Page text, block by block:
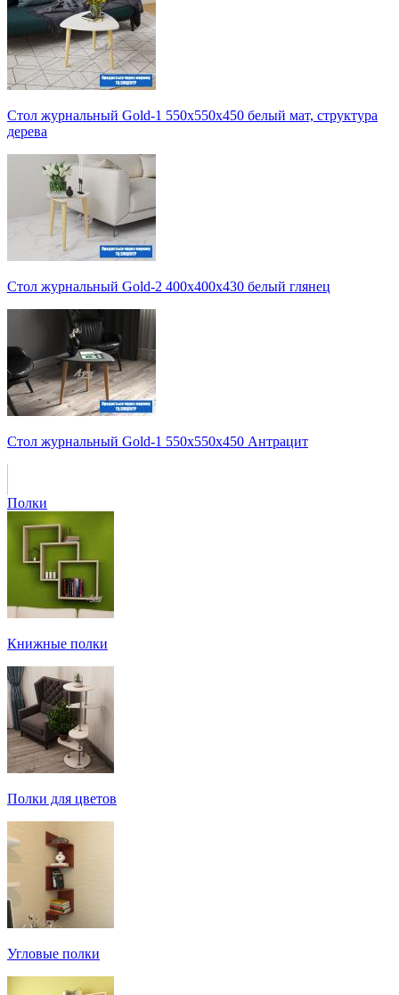
Стол журнальный Gold-1 550х550х450 белый мат, структура
дерева
Стол журнальный Gold-2 400х400х430 белый глянец
Стол журнальный Gold-1 550х550х450 Антрацит
Полки
Книжные полки
Полки для цветов
Угловые полки